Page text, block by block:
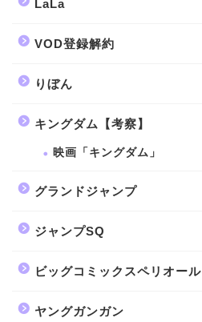
LaLa
VOD登録解約
りぼん
キングダム【考察】
映画「キングダム」
グランドジャンプ
ジャンプSQ
ビッグコミックスペリオール
ヤングガンガン